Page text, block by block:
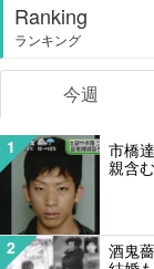
Ranking
ランキング
今週
1
市橋
親含
2
酒鬼